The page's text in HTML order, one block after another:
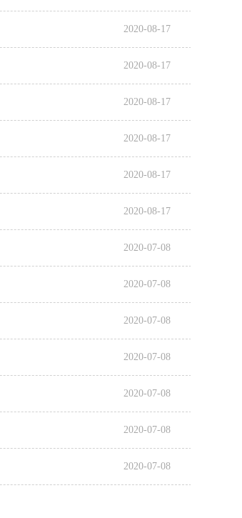
2020-08-17
2020-08-17
2020-08-17
2020-08-17
2020-08-17
2020-08-17
2020-07-08
2020-07-08
2020-07-08
2020-07-08
2020-07-08
2020-07-08
2020-07-08